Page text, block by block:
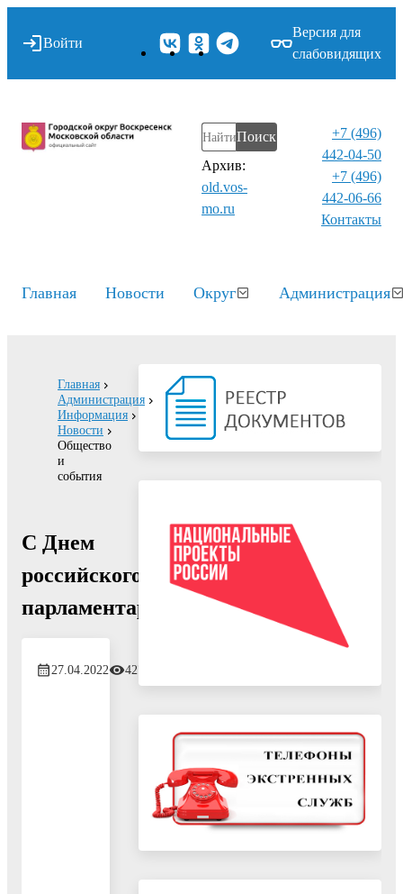
Войти
Версия для
слабовидящих
Поиск
Архив:
old.vos-
mo.ru
+7 (496)
442-04-50
+7 (496)
442-06-66
Контакты⁠
Главная Новости Округ Администрация
Главная
Администрация
Информация
Новости
Общество
и
события
С Днем
российского
парламентаризма!
27.04.2022 427